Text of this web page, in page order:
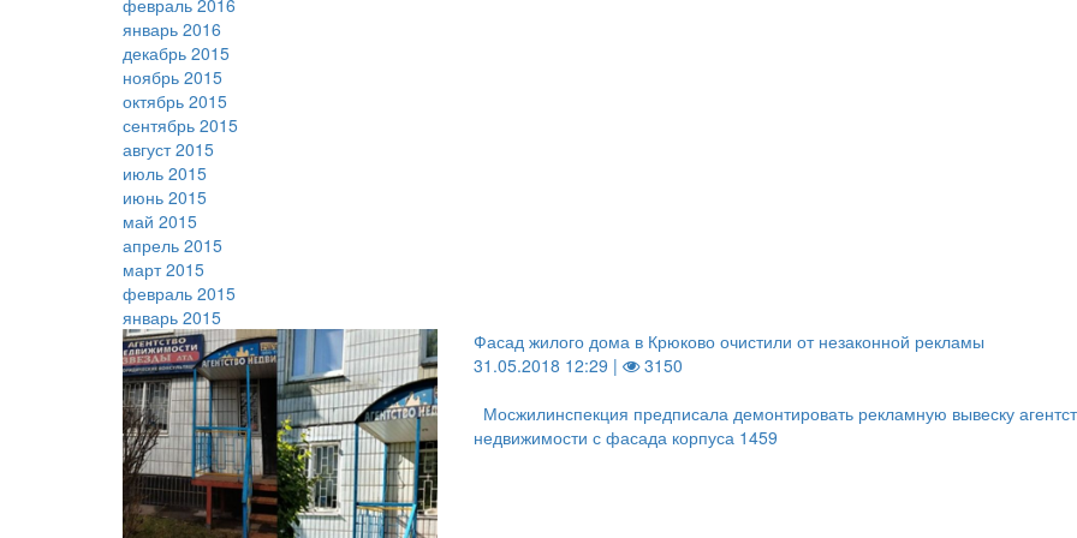
февраль 2016
январь 2016
декабрь 2015
ноябрь 2015
октябрь 2015
сентябрь 2015
август 2015
июль 2015
июнь 2015
май 2015
апрель 2015
март 2015
февраль 2015
январь 2015
Фасад жилого дома в Крюково очистили от незаконной рекламы
31.05.2018 12:29 |
3150
Мосжилинспекция предписала демонтировать рекламную вывеску
недвижимости с фасада корпуса 1459